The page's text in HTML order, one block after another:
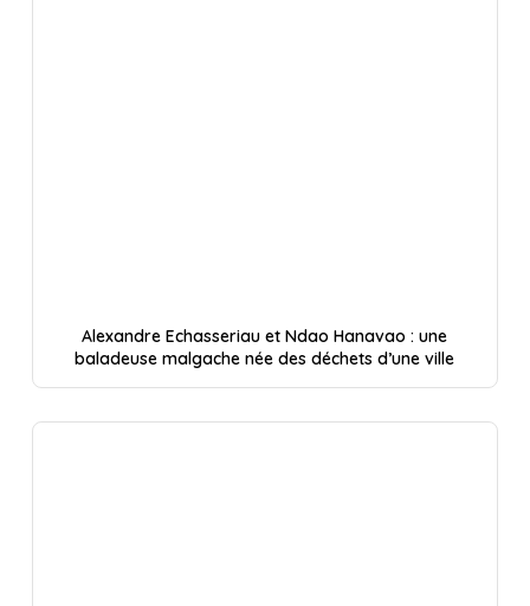
Alexandre Echasseriau et Ndao Hanavao : une
baladeuse malgache née des déchets d’une ville